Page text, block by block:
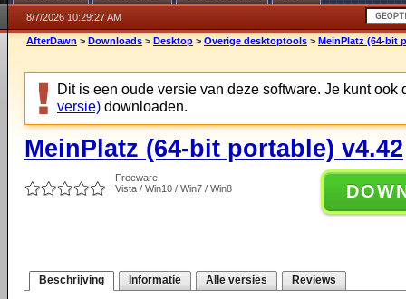
8/7/2026 10:29:27 AM
AfterDawn > Downloads > Desktop > Overige desktoptools > MeinPlatz (64-bit
Dit is een oude versie van deze software. Je kunt ook
versie) downloaden.
MeinPlatz (64-bit portable) v4.42
Freeware
Vista / Win10 / Win7 / Win8
Beschrijving Informatie Alle versies Reviews